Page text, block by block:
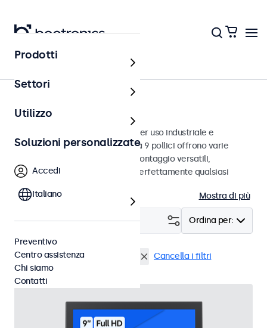
Monitor
Monitor da 9 pollici
Monitor da 9 pollici progettati per uso industriale e
commerciale. Questi monitor da 9 pollici offrono varie
connessioni video e opzioni di montaggio versatili,
consentendo loro di integrarsi perfettamente qualsiasi
Mostra di più
Ordina per:
Filtro (1)
Monitor 9 pollici Cancella i filtri
Prodotti
Settori
Utilizzo
Soluzioni personalizzate
Accedi
Italiano
Preventivo
Centro assistenza
Chi siamo
Contatti